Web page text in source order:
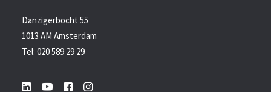
Danzigerbocht 55
1013 AM Amsterdam
Tel: 020 589 29 29